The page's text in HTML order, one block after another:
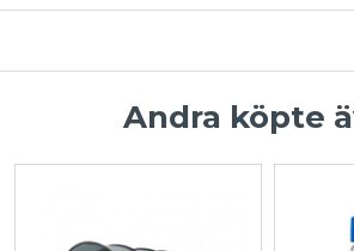
Andra köpte